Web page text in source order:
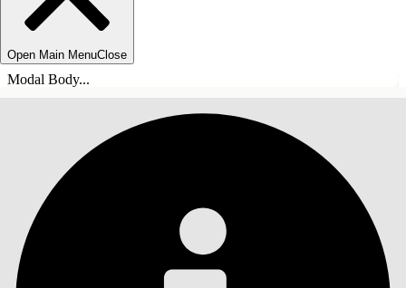
Open Main MenuClose
Modal Body...
INHOUDSOPGAVE